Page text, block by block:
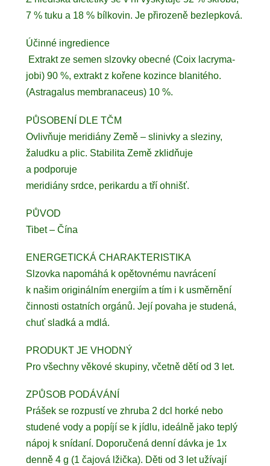
7 % tuku a 18 % bílkovin. Je přirozeně bezlepková.
Účinné ingredience
Extrakt ze semen slzovky obecné (Coix lacryma-
jobi) 90 %, extrakt z kořene kozince blanitého.
(Astragalus membranaceus) 10 %.
PŮSOBENÍ DLE TČM
Ovlivňuje meridiány Země – slinivky a sleziny,
žaludku a plic. Stabilita Země zklidňuje
a podporuje
meridiány srdce, perikardu a tří ohnišť.
PŮVOD
Tibet – Čína
ENERGETICKÁ CHARAKTERISTIKA
Slzovka napomáhá k opětovnému navrácení
k našim originálním energiím a tím i k usměrnění
činnosti ostatních orgánů. Její povaha je studená,
chuť sladká a mdlá.
PRODUKT JE VHODNÝ
Pro všechny věkové skupiny, včetně dětí od 3 let.
ZPŮSOB PODÁVÁNÍ
Prášek se rozpustí ve zhruba 2 dcl horké nebo
studené vody a popíjí se k jídlu, ideálně jako teplý
nápoj k snídaní. Doporučená denní dávka je 1x
denně 4 g (1 čajová lžička). Děti od 3 let užívají